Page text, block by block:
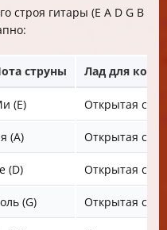
строя гитары (E A D G B
струны Лад для
(E) Открытая
(A) Открытая
(D) Открытая
(G) Открытая